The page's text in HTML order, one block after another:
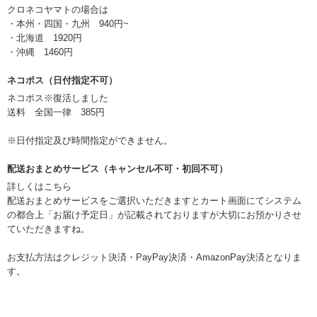
クロネコヤマトの場合は
・本州・四国・九州 940円~
・北海道 1920円
・沖縄 1460円
ネコポス（日付指定不可）
ネコポス※復活しました
送料 全国一律 385円
※日付指定及び時間指定ができません。
配送おまとめサービス（キャンセル不可・初回不可）
詳しくはこちら
配送おまとめサービスをご選択いただきますとカート画面にてシステム
の都合上「お届け予定日」が記載されておりますが大切にお預かりさせ
ていただきますね。
お支払方法はクレジット決済・PayPay決済・AmazonPay決済となりま
す。